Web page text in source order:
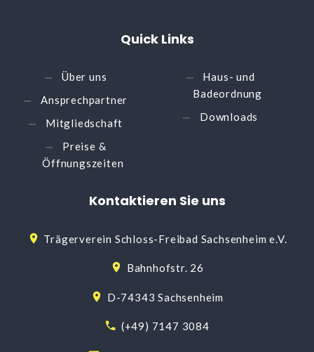
Quick Links
Über uns
Ansprechpartner
Mitgliedschaft
Preise &
Öffnungszeiten
Haus- und
Badeordnung
Downloads
Kontaktieren Sie uns
Trägerverein Schloss-Freibad Sachsenheim e.V.
Bahnhofstr. 26
D-74343 Sachsenheim
(+49) 7147 3084